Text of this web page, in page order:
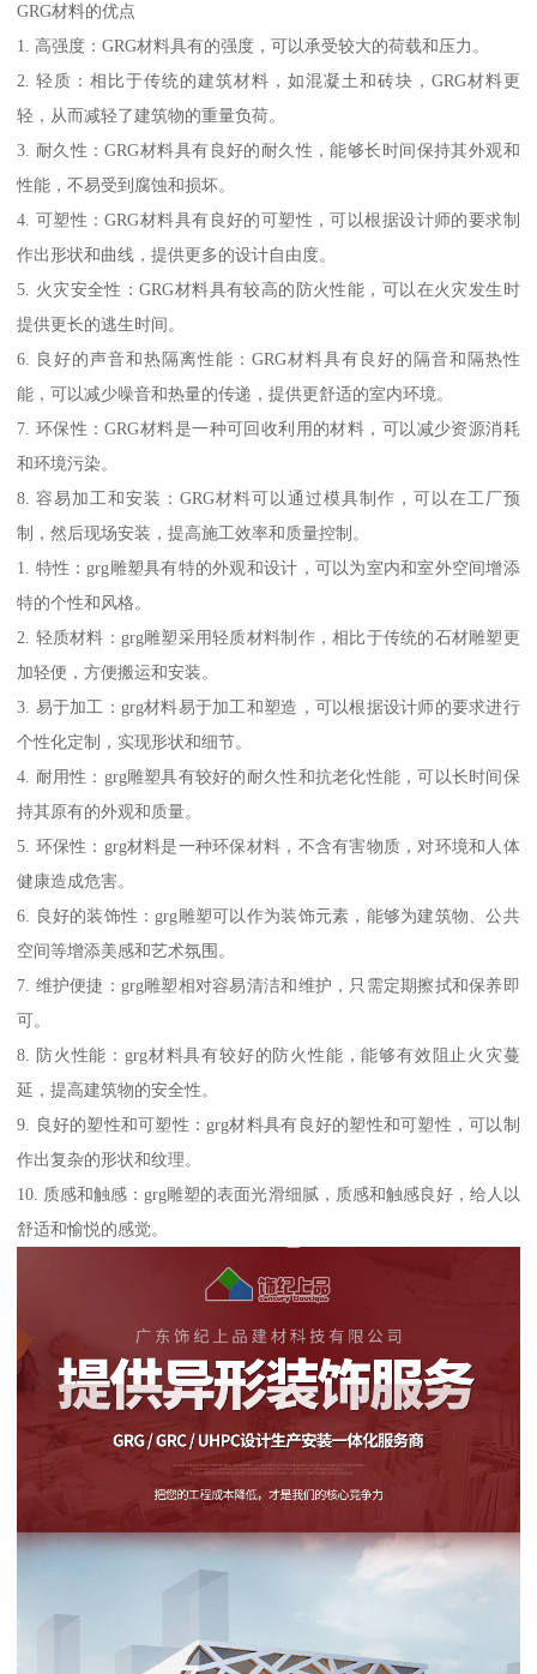
GRG材料的优点
1. 高强度：GRG材料具有的强度，可以承受较大的荷载和压力。
2. 轻质：相比于传统的建筑材料，如混凝土和砖块，GRG材料更
轻，从而减轻了建筑物的重量负荷。
3. 耐久性：GRG材料具有良好的耐久性，能够长时间保持其外观和
性能，不易受到腐蚀和损坏。
4. 可塑性：GRG材料具有良好的可塑性，可以根据设计师的要求制
作出形状和曲线，提供更多的设计自由度。
5. 火灾安全性：GRG材料具有较高的防火性能，可以在火灾发生时
提供更长的逃生时间。
6. 良好的声音和热隔离性能：GRG材料具有良好的隔音和隔热性
能，可以减少噪音和热量的传递，提供更舒适的室内环境。
7. 环保性：GRG材料是一种可回收利用的材料，可以减少资源消耗
和环境污染。
8. 容易加工和安装：GRG材料可以通过模具制作，可以在工厂预
制，然后现场安装，提高施工效率和质量控制。
1. 特性：grg雕塑具有特的外观和设计，可以为室内和室外空间增添
特的个性和风格。
2. 轻质材料：grg雕塑采用轻质材料制作，相比于传统的石材雕塑更
加轻便，方便搬运和安装。
3. 易于加工：grg材料易于加工和塑造，可以根据设计师的要求进行
个性化定制，实现形状和细节。
4. 耐用性：grg雕塑具有较好的耐久性和抗老化性能，可以长时间保
持其原有的外观和质量。
5. 环保性：grg材料是一种环保材料，不含有害物质，对环境和人体
健康造成危害。
6. 良好的装饰性：grg雕塑可以作为装饰元素，能够为建筑物、公共
空间等增添美感和艺术氛围。
7. 维护便捷：grg雕塑相对容易清洁和维护，只需定期擦拭和保养即
可。
8. 防火性能：grg材料具有较好的防火性能，能够有效阻止火灾蔓
延，提高建筑物的安全性。
9. 良好的塑性和可塑性：grg材料具有良好的塑性和可塑性，可以制
作出复杂的形状和纹理。
10. 质感和触感：grg雕塑的表面光滑细腻，质感和触感良好，给人以
舒适和愉悦的感觉。